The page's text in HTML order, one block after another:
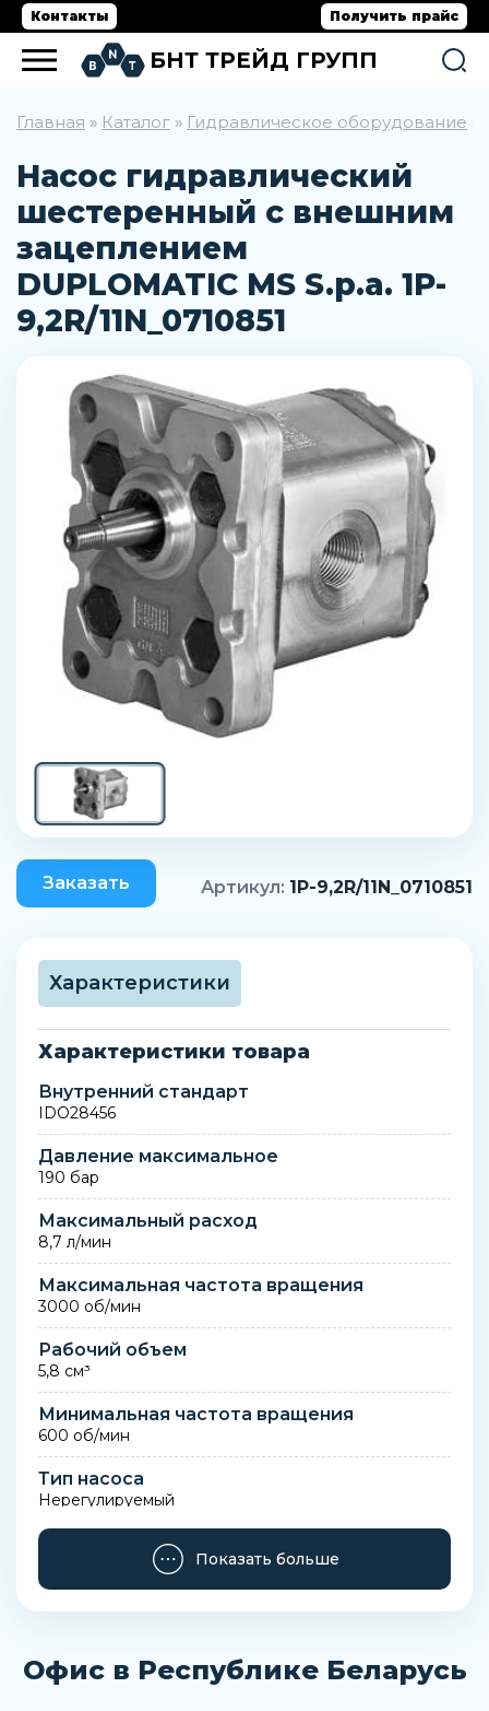
Контакты Получить прайс
БНТ ТРЕЙД ГРУПП
Главная » Каталог » Гидравлическое оборудование
Насос гидравлический
шестеренный с внешним
зацеплением
DUPLOMATIC MS S.p.a. 1P-
9,2R/11N_0710851
Заказать Артикул: 1P-9,2R/11N_0710851
Характеристики
Характеристики товара
Внутренний стандарт
IDO28456
Давление максимальное
190 бар
Максимальный расход
8,7 л/мин
Максимальная частота вращения
3000 об/мин
Рабочий объем
5,8 см³
Минимальная частота вращения
600 об/мин
Тип насоса
Нерегулируемый
Напорное отверстие
Температура рабочей жидкости
Всасывающий канал
Показать больше
Офис в Республике Беларусь